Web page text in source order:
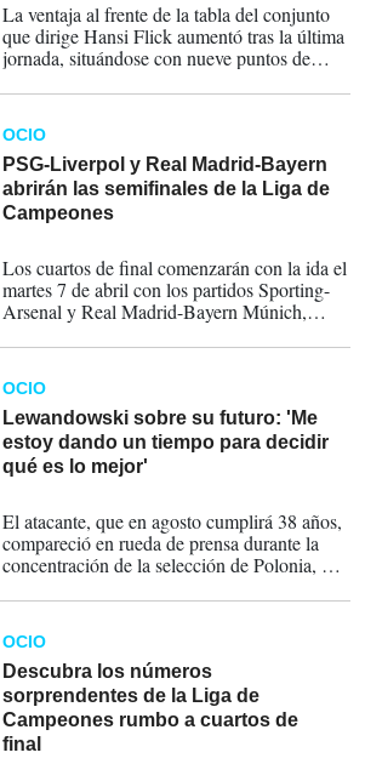
La ventaja al frente de la tabla del conjunto
que dirige Hansi Flick aumentó tras la última
jornada, situándose con nueve puntos de
después de que el Real Madrid empatase en
casa con el Girona.
OCIO
PSG-Liverpol y Real Madrid-Bayern
abrirán las semifinales de la Liga de
Campeones
Los cuartos de final comenzarán con la ida el
martes 7 de abril con los partidos Sporting-
Arsenal y Real Madrid-Bayern Múnich,
OCIO
Lewandowski sobre su futuro: 'Me
estoy dando un tiempo para decidir
qué es lo mejor'
El atacante, que en agosto cumplirá 38 años,
compareció en rueda de prensa durante la
concentración de la selección de Polonia, que
OCIO
Descubra los números
sorprendentes de la Liga de
Campeones rumbo a cuartos de
final